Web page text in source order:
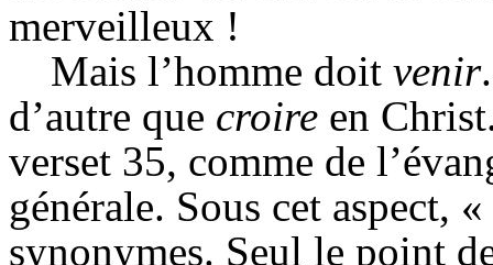
merveilleux !
Mais l’homme doit venir
d’autre que croire en
verset 35, comme de
générale. Sous cet aspect,
synonymes. Seul le point